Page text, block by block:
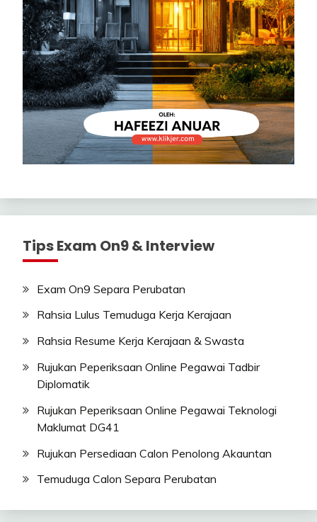
Tips Exam On9 & Interview
Exam On9 Separa Perubatan
Rahsia Lulus Temuduga Kerja Kerajaan
Rahsia Resume Kerja Kerajaan & Swasta
Rujukan Peperiksaan Online Pegawai Tadbir
Diplomatik
Rujukan Peperiksaan Online Pegawai Teknologi
Maklumat DG41
Rujukan Persediaan Calon Penolong Akauntan
Temuduga Calon Separa Perubatan